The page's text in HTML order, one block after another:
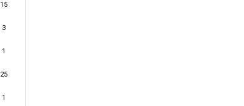
15
3
1
25
1